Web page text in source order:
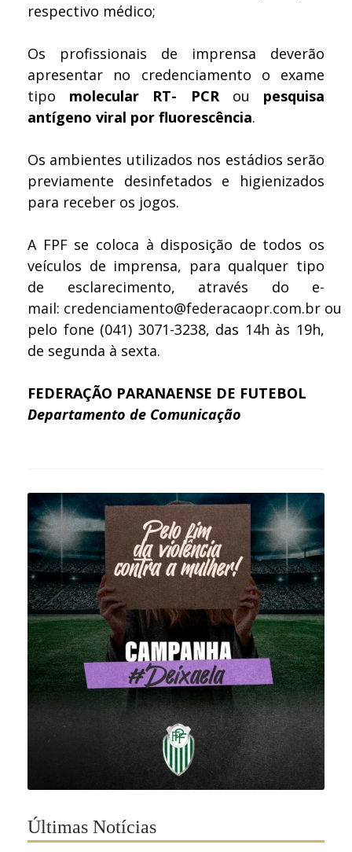
respectivo médico;
Os profissionais de imprensa deverão
apresentar no credenciamento o exame
tipo molecular RT- PCRou pesquisa
antígeno viral por fluorescência.
Os ambientes utilizados nos estádios serão
previamente desinfetados e higienizados
para receber os jogos.
A FPF se coloca à disposição de todos os
veículos de imprensa, para qualquer tipo
de esclarecimento, através do e-
mail: credenciamento@federacaopr.com.br ou
pelo fone (041) 3071-3238, das 14h às 19h,
de segunda à sexta.
FEDERAÇÃO PARANAENSE DE FUTEBOL
Departamento de Comunicação
Últimas Notícias